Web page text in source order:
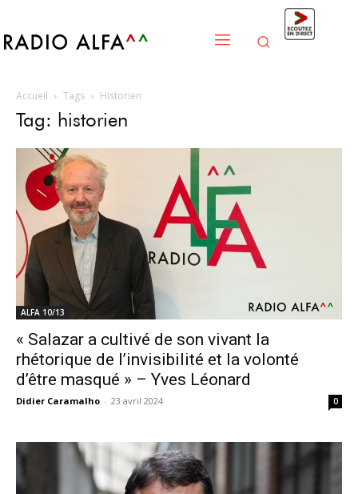
Accueil Tags Historien
Tag: historien
ALFA 10/13
« Salazar a cultivé de son vivant la
rhétorique de l’invisibilité et la volonté
d’être masqué » – Yves Léonard
Didier Caramalho - 23 avril 2024 0